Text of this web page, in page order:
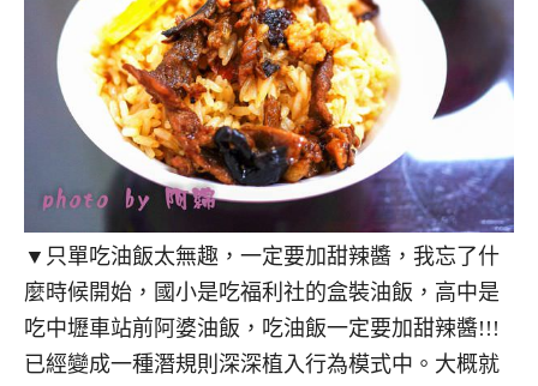
▼只單吃油飯太無趣，一定要加甜辣醬，我忘了什
麼時候開始，國小是吃福利社的盒裝油飯，高中是
吃中壢車站前阿婆油飯，吃油飯一定要加甜辣醬!!!
已經變成一種潛規則深深植入行為模式中。大概就